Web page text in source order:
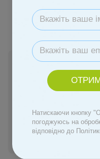
Безкоштовна доставка
Немає в наявності
7 350 грн
Увійти для
Натискаючи кнопку
погоджуюсь на
відповідно до